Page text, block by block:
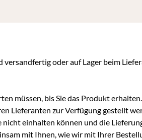
oder auf Lager beim
müssen, bis Sie das Produkt
Lieferanten zur Verfügung gestellt
einhalten können und die
mit Ihnen, wie wir mit Ihrer